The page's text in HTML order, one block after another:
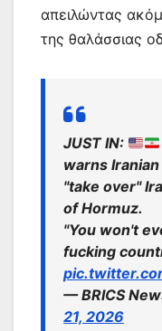
απειλώντας
της θαλάσσιας
JUST IN:
warns
"take over"
of Hormuz.
"You won't
fucking
— BRICS
21, 2026